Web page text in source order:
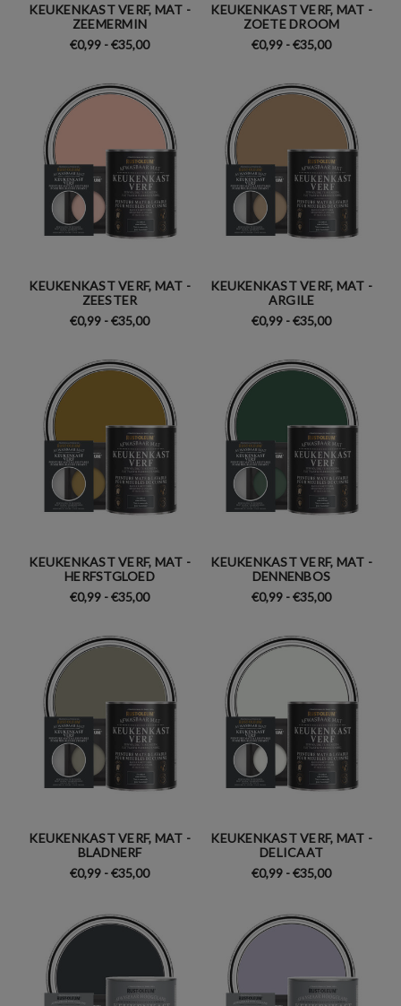
KEUKENKAST VERF, MAT -
ZEEMERMIN
€0,99 - €35,00
KEUKENKAST VERF, MAT -
ZOETE DROOM
€0,99 - €35,00
KEUKENKAST VERF, MAT -
ZEESTER
€0,99 - €35,00
KEUKENKAST VERF, MAT -
ARGILE
€0,99 - €35,00
KEUKENKAST VERF, MAT -
HERFSTGLOED
€0,99 - €35,00
KEUKENKAST VERF, MAT -
DENNENBOS
€0,99 - €35,00
KEUKENKAST VERF, MAT -
BLADNERF
€0,99 - €35,00
KEUKENKAST VERF, MAT -
DELICAAT
€0,99 - €35,00